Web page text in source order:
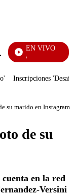
Enviar
EN VIVO
Me Llamo
Inscripciones
su marido en Instagram
de su
en la red
Versini